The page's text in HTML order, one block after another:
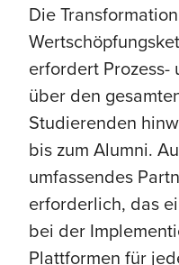
Die
erfordert Prozess-
über den
Studierenden
bis zum Alumni.
umfassendes
erforderlich, das
bei der
Plattformen für